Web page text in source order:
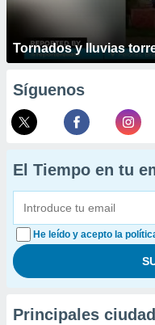
Tornados y lluvias
Síguenos
El Tiempo en tu
He leído y acepto la
Principales